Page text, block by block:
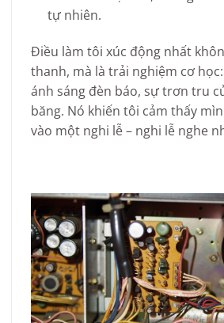
tự nhiên.
Điều làm tôi xúc động nhất
thanh, mà là trải nghiệm cơ
ánh sáng đèn báo, sự trơn tru
băng. Nó khiến tôi cảm thấy
vào một nghi lễ – nghi lễ nghe